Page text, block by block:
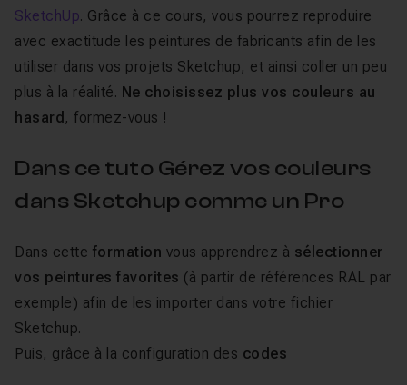
SketchUp. Grâce à ce cours, vous pourrez reproduire
avec exactitude les peintures de fabricants afin de les
utiliser dans vos projets Sketchup, et ainsi coller un peu
plus à la réalité. Ne choisissez plus vos couleurs au
hasard , formez-vous !
Dans ce tuto Gérez vos couleurs
dans Sketchup comme un Pro
Dans cette formation vous apprendrez à sélectionner
vos peintures favorites (à partir de références RAL par
exemple) afin de les importer dans votre fichier
Sketchup.
Puis, grâce à la configuration des codes